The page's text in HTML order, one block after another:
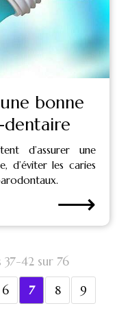
bonne
d’assurer une
d’éviter les caries
⟶
42 sur 76
6 7 8
9